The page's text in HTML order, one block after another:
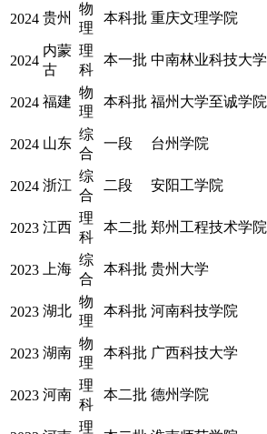
2024 贵州
物
理
本科批 重庆文理学院
2024
内蒙
古
理
科
本一批 中南林业科技大学
2024 福建
物
理
本科批 福州大学至诚学院
2024 山东
综
合
一段 台州学院
2024 浙江
综
合
二段 安阳工学院
2023 江西
理
科
本二批 郑州工程技术学院
2023 上海
综
合
本科批 贵州大学
2023 湖北
物
理
本科批 河南科技学院
2023 湖南
物
理
本科批 广西科技大学
2023 河南
理
科
本二批 德州学院
理